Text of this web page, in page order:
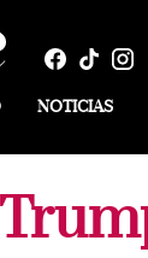
NOTICIAS